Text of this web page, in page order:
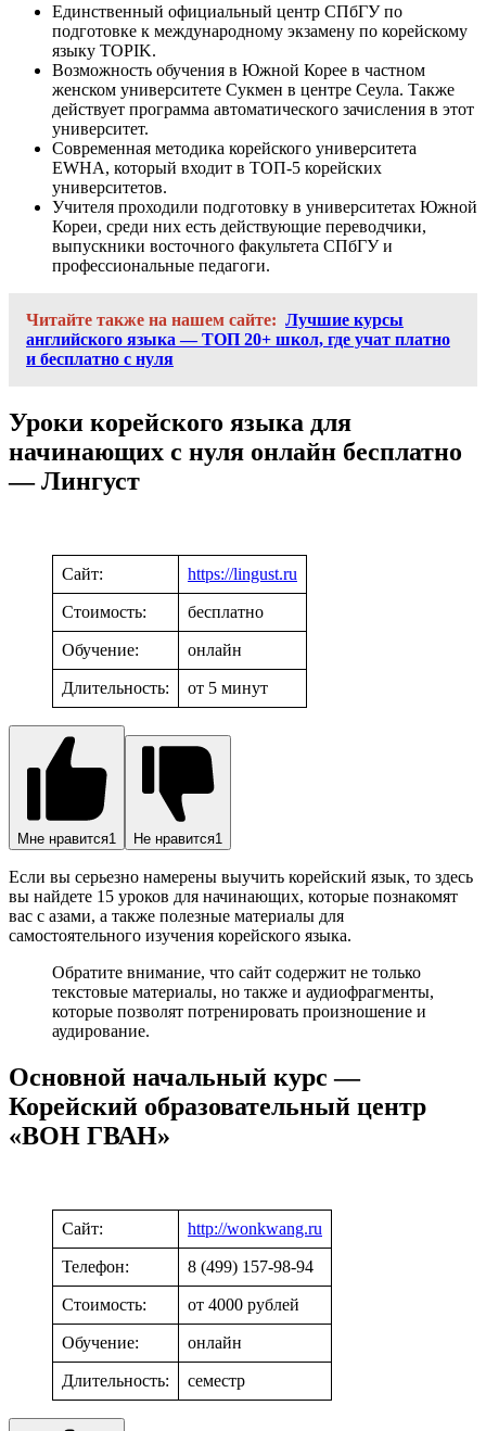
Единственный официальный центр СПбГУ по
подготовке к международному экзамену по корейскому
языку TOPIK.
Возможность обучения в Южной Корее в частном
женском университете Сукмен в центре Сеула. Также
действует программа автоматического зачисления в этот
университет.
Современная методика корейского университета
EWHA, который входит в ТОП-5 корейских
университетов.
Учителя проходили подготовку в университетах Южной
Кореи, среди них есть действующие переводчики,
выпускники восточного факультета СПбГУ и
профессиональные педагоги.
Читайте также на нашем сайте: Лучшие курсы
английского языка — ТОП 20+ школ, где учат платно
и бесплатно с нуля
Уроки корейского языка для
начинающих с нуля онлайн бесплатно
— Лингуст
Сайт: https://lingust.ru
Стоимость: бесплатно
Обучение: онлайн
Длительность: от 5 минут
Мне нравится1 Не нравится1
Если вы серьезно намерены выучить корейский язык, то здесь
вы найдете 15 уроков для начинающих, которые познакомят
вас с азами, а также полезные материалы для
самостоятельного изучения корейского языка.
Обратите внимание, что сайт содержит не только
текстовые материалы, но также и аудиофрагменты,
которые позволят потренировать произношение и
аудирование.
Основной начальный курс —
Корейский образовательный центр
«ВОН ГВАН»
Сайт: http://wonkwang.ru
Телефон: 8 (499) 157-98-94
Стоимость: от 4000 рублей
Обучение: онлайн
Длительность: семестр